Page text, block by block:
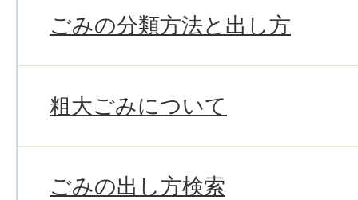
ごみの分類方法と出し方
粗大ごみについて
ごみの出し方検索